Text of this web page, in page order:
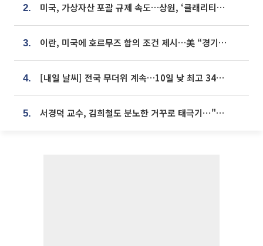
2. 미국, 가상자산 포괄 규제 속도…상원, ‘클래리티법’ 9월 절차투표 추진
3. 이란, 미국에 호르무즈 합의 조건 제시…美 “경기 아직 안 끝나” [종합]
4. [내일 날씨] 전국 무더위 계속…10일 낮 최고 34도 육박
5. 서경덕 교수, 김희철도 분노한 거꾸로 태극기⋯"엉터리는 아냐, 아쉬울 뿐"